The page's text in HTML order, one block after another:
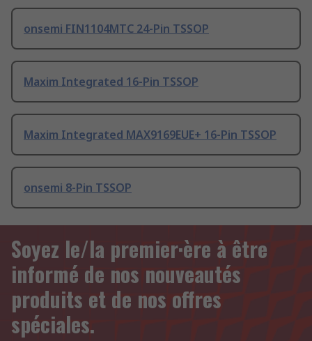
onsemi FIN1104MTC 24-Pin TSSOP
Maxim Integrated 16-Pin TSSOP
Maxim Integrated MAX9169EUE+ 16-Pin TSSOP
onsemi 8-Pin TSSOP
Soyez le/la premier·ère à être
informé de nos nouveautés
produits et de nos offres
spéciales.